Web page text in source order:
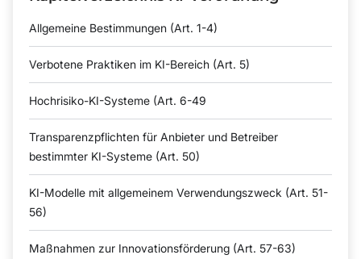
Allgemeine Bestimmungen (Art. 1-4)
Verbotene Praktiken im KI-Bereich (Art. 5)
Hochrisiko-KI-Systeme (Art. 6-49
Transparenzpflichten für Anbieter und Betreiber
bestimmter KI-Systeme (Art. 50)
KI-Modelle mit allgemeinem Verwendungszweck (Art. 51-
56)
Maßnahmen zur Innovationsförderung (Art. 57-63)